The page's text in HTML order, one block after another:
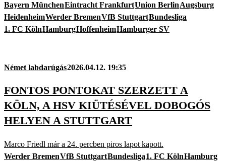
Bayern MünchenEintracht FrankfurtUnion BerlinAugsburg
HeidenheimWerder BremenVfB StuttgartBundesliga
1. FC KölnHamburgHoffenheimHamburger SV
Német labdarúgás2026.04.12. 19:35
FONTOS PONTOKAT SZERZETT A
KÖLN, A HSV KIÜTÉSÉVEL DOBOGÓS
HELYEN A STUTTGART
Marco Friedl már a 24. percben piros lapot kapott.
Werder BremenVfB StuttgartBundesliga1. FC KölnHamburg